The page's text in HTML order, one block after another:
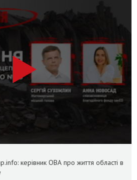
керівник ОВА про життя області в